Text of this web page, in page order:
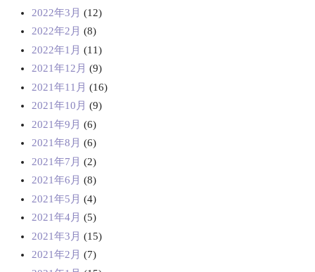
2022年3月 (12)
2022年2月 (8)
2022年1月 (11)
2021年12月 (9)
2021年11月 (16)
2021年10月 (9)
2021年9月 (6)
2021年8月 (6)
2021年7月 (2)
2021年6月 (8)
2021年5月 (4)
2021年4月 (5)
2021年3月 (15)
2021年2月 (7)